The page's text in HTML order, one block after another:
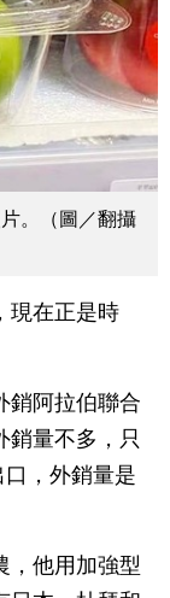
。（圖／翻攝
現在正是時
銷阿拉伯聯合
銷量不多，只
，外銷量是
，他用加強型